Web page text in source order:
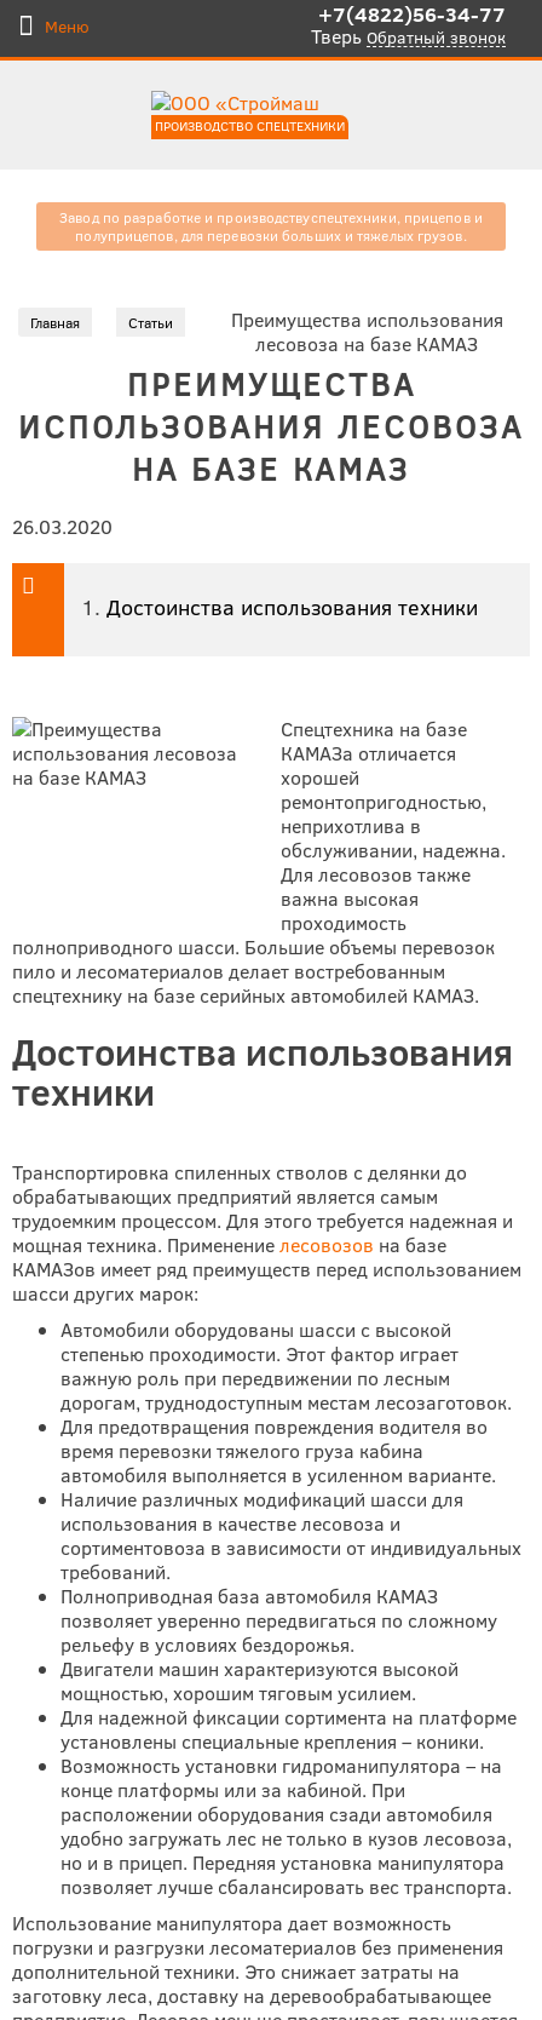
Меню +7(4822)56-34-77
Тверь Обратный звонок
ПРОИЗВОДСТВО СПЕЦТЕХНИКИ
Завод по разработке и производствуспецтехники, прицепов и
полуприцепов, для перевозки больших и тяжелыхгрузов.
Главная Статьи
Преимущества использования
лесовоза на базе КАМАЗ
ПРЕИМУЩЕСТВА
ИСПОЛЬЗОВАНИЯ ЛЕСОВОЗА
НА БАЗЕ КАМАЗ
26.03.2020
Достоинства использования техники
Спецтехника на базе
КАМАЗа отличается
хорошей
ремонтопригодностью,
неприхотлива в
обслуживании, надежна.
Для лесовозов также
важна высокая
проходимость
полноприводного шасси. Большие объемы перевозок
пило и лесоматериалов делает востребованным
спецтехнику на базе серийных автомобилей КАМАЗ.
Достоинства использования
техники
Транспортировка спиленных стволов с делянки до
обрабатывающих предприятий является самым
трудоемким процессом. Для этого требуется надежная и
мощная техника. Применениелесовозов на базе
КАМАЗов имеет ряд преимуществ перед использованием
шасси других марок:
Автомобили оборудованы шасси с высокой
степенью проходимости. Этот фактор играет
важную роль при передвижении по лесным
дорогам, труднодоступным местам лесозаготовок.
Для предотвращения повреждения водителя во
время перевозки тяжелого груза кабина
автомобиля выполняется в усиленном варианте.
Наличие различных модификаций шасси для
использования в качестве лесовоза и
сортиментовоза в зависимости от индивидуальных
требований.
Полноприводная база автомобиля КАМАЗ
позволяет уверенно передвигаться по сложному
рельефу в условиях бездорожья.
Двигатели машин характеризуются высокой
мощностью, хорошим тяговым усилием.
Для надежной фиксации сортимента на платформе
установлены специальные крепления – коники.
Возможность установки гидроманипулятора – на
конце платформы или за кабиной. При
расположении оборудования сзади автомобиля
удобно загружать лес не только в кузов лесовоза,
но и в прицеп. Передняя установка манипулятора
позволяет лучше сбалансировать вес транспорта.
Использование манипулятора дает возможность
погрузки и разгрузки лесоматериалов без применения
дополнительной техники. Это снижает затраты на
заготовку леса, доставку на деревообрабатывающее